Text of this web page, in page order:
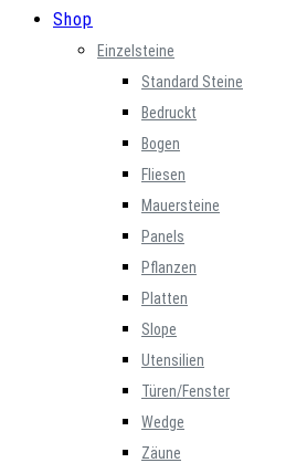
Shop
Einzelsteine
Standard Steine
Bedruckt
Bogen
Fliesen
Mauersteine
Panels
Pflanzen
Platten
Slope
Utensilien
Türen/Fenster
Wedge
Zäune